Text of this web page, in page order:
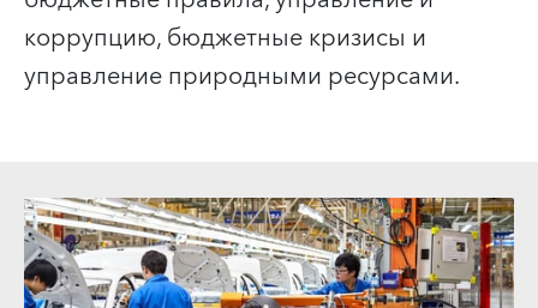
коррупцию, бюджетные кризисы и
управление природными ресурсами.